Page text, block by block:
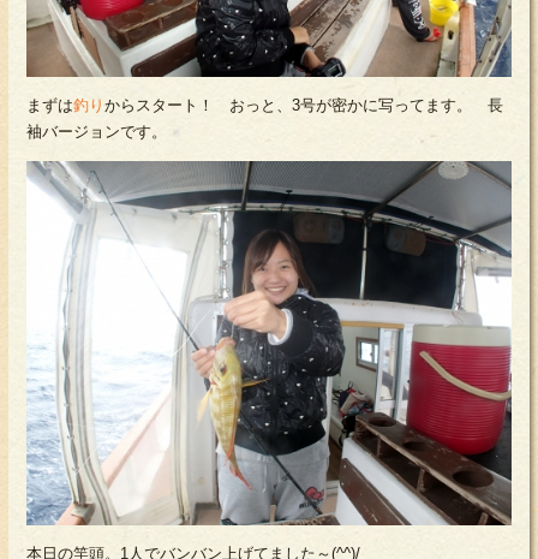
まずは釣り からスタート！ おっと、3号が密かに写ってます。 長
袖バージョンです。
本日の竿頭。1人でバンバン上げてました～(^^)/